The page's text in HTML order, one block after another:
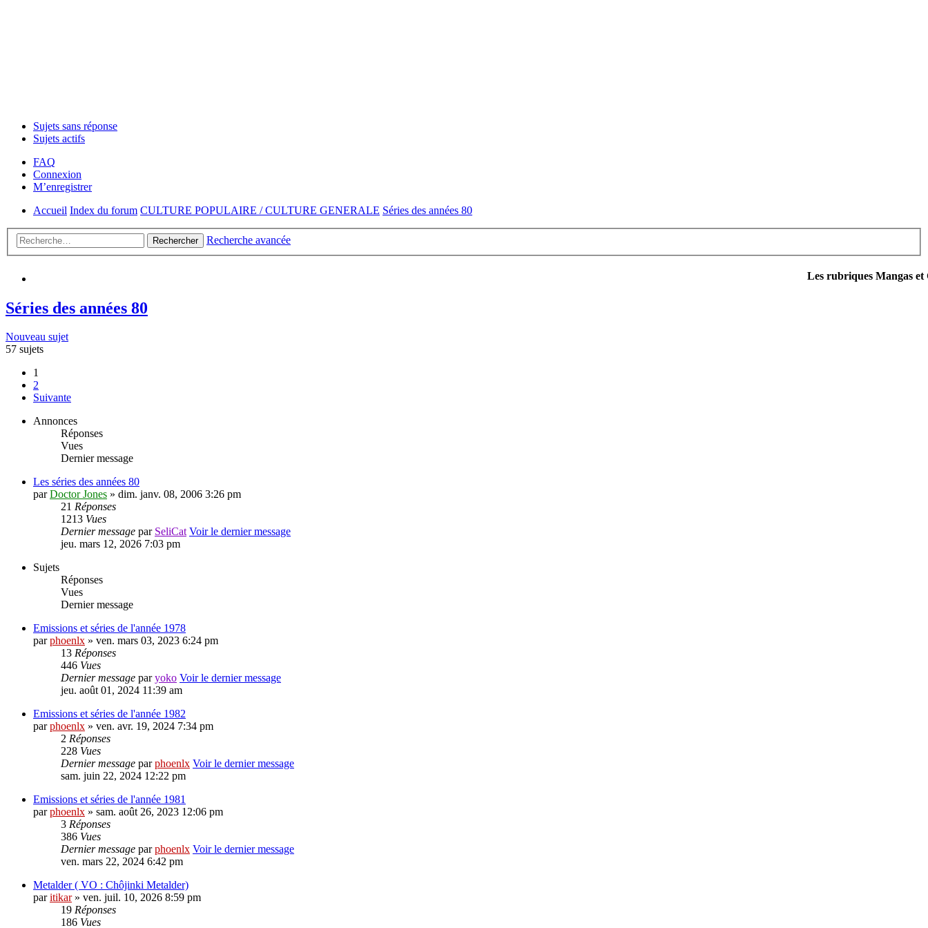
Sujets sans réponse
Sujets actifs
FAQ
Connexion
M’enregistrer
Accueil Index du forum CULTURE POPULAIRE / CULTURE GENERALE Séries des années 80
Rechercher Recherche avancée
Les rubriques Mangas et
Séries des années 80
Nouveau sujet
57 sujets
1
2
Suivante
Annonces
Réponses
Vues
Dernier message
Les séries des années 80
parDoctor Jones » dim. janv. 08, 2006 3:26 pm
21 Réponses
1213 Vues
Dernier message par SeliCat Voir le dernier message
jeu. mars 12, 2026 7:03 pm
Sujets
Réponses
Vues
Dernier message
Emissions et séries de l'année 1978
parphoenlx » ven. mars 03, 2023 6:24 pm
13 Réponses
446 Vues
Dernier message paryoko Voir le dernier message
jeu. août 01, 2024 11:39 am
Emissions et séries de l'année 1982
parphoenlx » ven. avr. 19, 2024 7:34 pm
2 Réponses
228 Vues
Dernier message parphoenlx Voir le dernier message
sam. juin 22, 2024 12:22 pm
Emissions et séries de l'année 1981
parphoenlx » sam. août 26, 2023 12:06 pm
3 Réponses
386 Vues
Dernier message parphoenlx Voir le dernier message
ven. mars 22, 2024 6:42 pm
Metalder ( VO : Chôjinki Metalder)
paritikar» ven. juil. 10, 2026 8:59 pm
19 Réponses
186 Vues